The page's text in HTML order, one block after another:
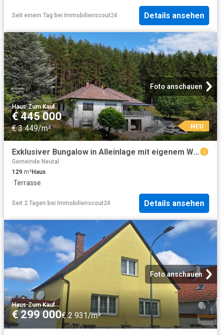
Seit einem Tag bei Immobilienscout24 Details ansehen
Foto anschauen
Haus·Zum Kauf
€ 445 000
€ 3 449/m² NEU
Exklusiver Bungalow in Alleinlage mit eigenem Wald, traumhaftem Fernblick und absoluter Privatsphäre
Gemeinde Neutal
129 m²Haus
·Terrasse
Seit 2 Tagen bei Immobilienscout24 Details ansehen
Foto anschauen
Haus·Zum Kauf
€ 299 000€ 2 931/m²